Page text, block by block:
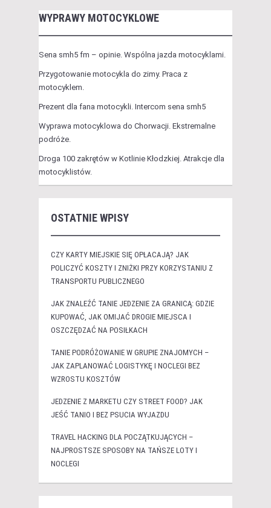
WYPRAWY MOTOCYKLOWE
Sena smh5 fm – opinie. Wspólna jazda motocyklami.
Przygotowanie motocykla do zimy. Praca z
motocyklem.
Prezent dla fana motocykli. Intercom sena smh5
Wyprawa motocyklowa do Chorwacji. Ekstremalne
podróże.
Droga 100 zakrętów w Kotlinie Kłodzkiej. Atrakcje dla
motocyklistów.
OSTATNIE WPISY
CZY KARTY MIEJSKIE SIĘ OPŁACAJĄ? JAK
POLICZYĆ KOSZTY I ZNIŻKI PRZY KORZYSTANIU Z
TRANSPORTU PUBLICZNEGO
JAK ZNALEŹĆ TANIE JEDZENIE ZA GRANICĄ: GDZIE
KUPOWAĆ, JAK OMIJAĆ DROGIE MIEJSCA I
OSZCZĘDZAĆ NA POSIŁKACH
TANIE PODRÓŻOWANIE W GRUPIE ZNAJOMYCH –
JAK ZAPLANOWAĆ LOGISTYKĘ I NOCLEGI BEZ
WZROSTU KOSZTÓW
JEDZENIE Z MARKETU CZY STREET FOOD? JAK
JEŚĆ TANIO I BEZ PSUCIA WYJAZDU
TRAVEL HACKING DLA POCZĄTKUJĄCYCH –
NAJPROSTSZE SPOSOBY NA TAŃSZE LOTY I
NOCLEGI